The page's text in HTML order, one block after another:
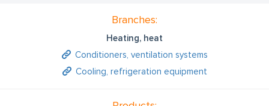
Branches:
Heating, heat
Conditioners, ventilation systems
Cooling, refrigeration equipment